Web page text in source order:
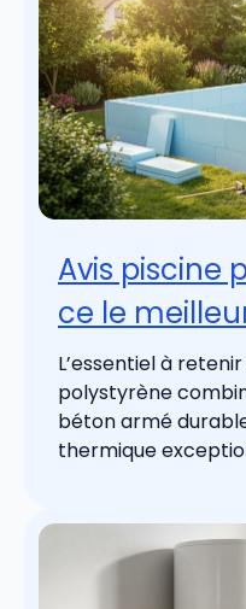
Avis piscine
ce le
L’essentiel à
polystyrène
béton armé
thermique